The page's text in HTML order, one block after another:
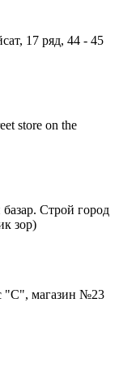
17 ряд, 44 - 45
store on the
Строй город
зор)
"С", магазин №23